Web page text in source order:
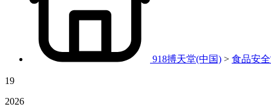
918搏天堂(中国) > 食品安
19
2026